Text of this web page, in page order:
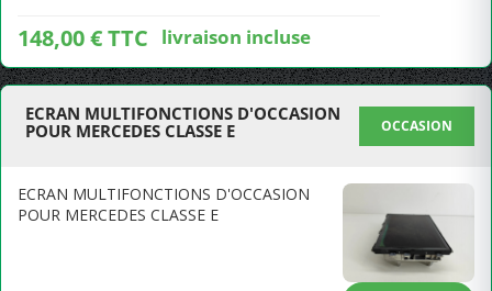
148,00 € TTC livraison incluse
ECRAN MULTIFONCTIONS D'OCCASION
POUR MERCEDES CLASSE E
OCCASION
ECRAN MULTIFONCTIONS D'OCCASION
POUR MERCEDES CLASSE E